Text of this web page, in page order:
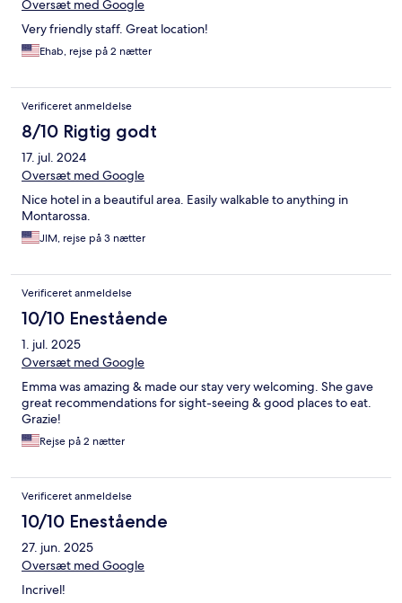
Oversæt med Google
Very friendly staff. Great location!
Ehab, rejse på 2 nætter
Verificeret anmeldelse
8/10 Rigtig godt
17. jul. 2024
Oversæt med Google
Nice hotel in a beautiful area. Easily walkable to anything in
Montarossa.
JIM, rejse på 3 nætter
Verificeret anmeldelse
10/10 Enestående
1. jul. 2025
Oversæt med Google
Emma was amazing & made our stay very welcoming. She gave
great recommendations for sight-seeing & good places to eat.
Grazie!
Rejse på 2 nætter
Verificeret anmeldelse
10/10 Enestående
27. jun. 2025
Oversæt med Google
Incrivel!